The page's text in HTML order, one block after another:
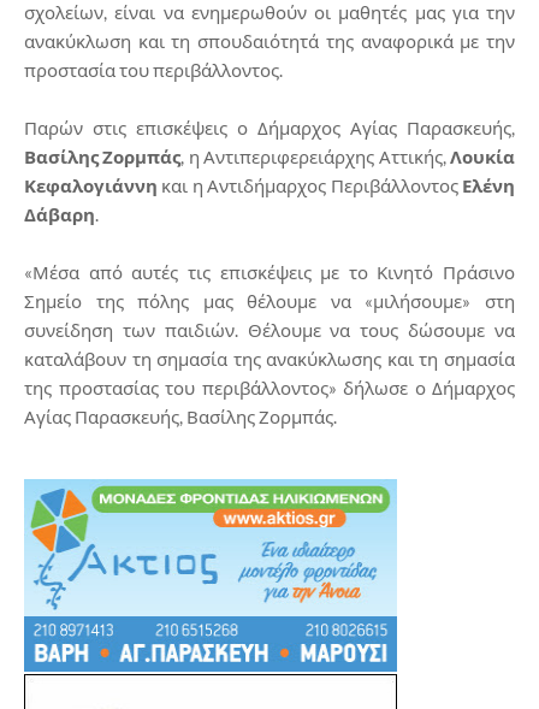
σχολείων, είναι να ενημερωθούν οι μαθητές μας για την
ανακύκλωση και τη σπουδαιότητά της αναφορικά με την
προστασία του περιβάλλοντος.
Παρών στις επισκέψεις ο Δήμαρχος Αγίας Παρασκευής,
Βασίλης Ζορμπάς, η Αντιπεριφερειάρχης Αττικής,Λουκία
Κεφαλογιάννη και η Αντιδήμαρχος Περιβάλλοντος Ελένη
Δάβαρη.
«Μέσα από αυτές τις επισκέψεις με το Κινητό Πράσινο
Σημείο της πόλης μας θέλουμε να «μιλήσουμε» στη
συνείδηση των παιδιών. Θέλουμε να τους δώσουμε να
καταλάβουν τη σημασία της ανακύκλωσης και τη σημασία
της προστασίας του περιβάλλοντος» δήλωσε ο Δήμαρχος
Αγίας Παρασκευής, Βασίλης Ζορμπάς.